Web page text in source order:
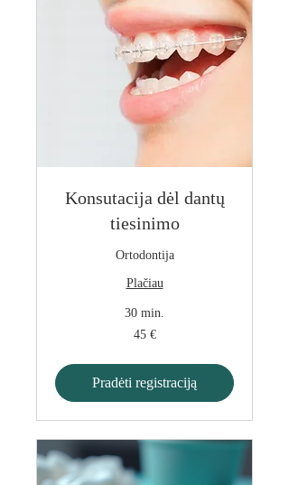
Konsutacija dėl dantų
tiesinimo
Ortodontija
Plačiau
30 min.
45 €
Pradėti registraciją